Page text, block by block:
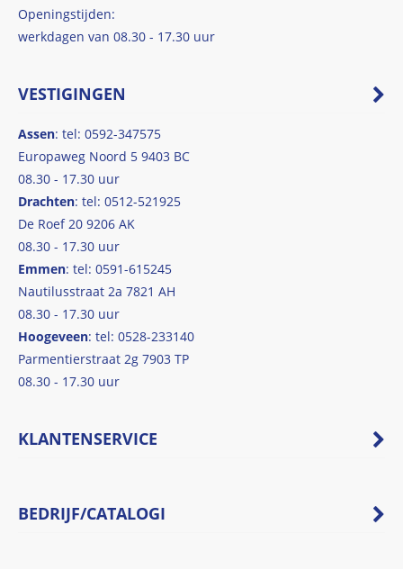
Openingstijden:
werkdagen van 08.30 - 17.30 uur
VESTIGINGEN
Assen: tel: 0592-347575
Europaweg Noord 5 9403 BC
08.30 - 17.30 uur
Drachten: tel: 0512-521925
De Roef 20 9206 AK
08.30 - 17.30 uur
Emmen: tel: 0591-615245
Nautilusstraat 2a 7821 AH
08.30 - 17.30 uur
Hoogeveen: tel: 0528-233140
Parmentierstraat 2g 7903 TP
08.30 - 17.30 uur
KLANTENSERVICE
BEDRIJF/CATALOGI